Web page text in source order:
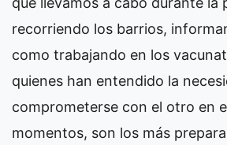
recorriendo los barrios,
como trabajando en los
quienes han entendido la
comprometerse con el otro en
momentos, son los más